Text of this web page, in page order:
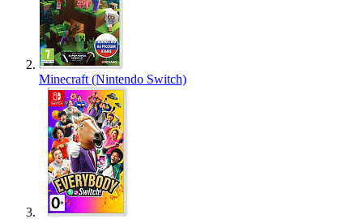
Minecraft (Nintendo Switch)